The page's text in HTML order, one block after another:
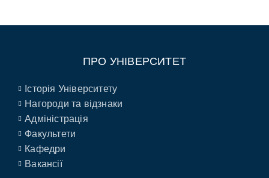
ПРО УНІВЕРСИТЕТ
Історія Університету
Нагороди та відзнаки
Адміністрація
Факультети
Кафедри
Вакансії